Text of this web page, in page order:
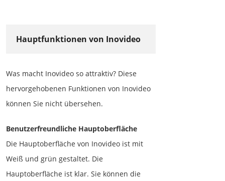
Hauptfunktionen von Inovideo
Was macht Inovideo so attraktiv? Diese
hervorgehobenen Funktionen von Inovideo
können Sie nicht übersehen.
Benutzerfreundliche Hauptoberfläche
Die Hauptoberfläche von Inovideo ist mit
Weiß und grün gestaltet. Die
Hauptoberfläche ist klar. Sie können die